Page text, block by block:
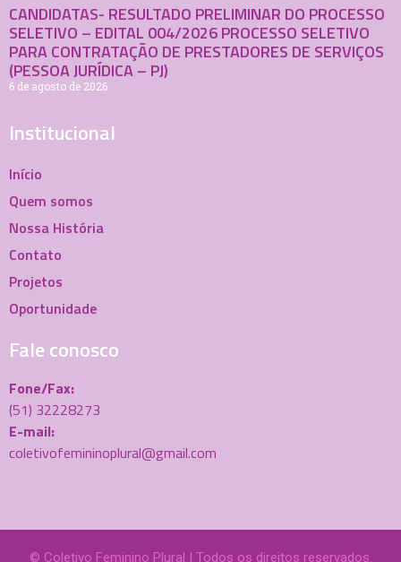
CANDIDATAS- RESULTADO PRELIMINAR DO PROCESSO
SELETIVO – EDITAL 004/2026 PROCESSO SELETIVO
PARA CONTRATAÇÃO DE PRESTADORES DE SERVIÇOS
(PESSOA JURÍDICA – PJ)
6 de agosto de 2026
Institucional
Início
Quem somos
Nossa História
Contato
Projetos
Oportunidade
Fale conosco
Fone/Fax:
(51) 32228273
E-mail:
coletivofemininoplural@gmail.com
© Coletivo Feminino Plural | Todos os direitos reservados.